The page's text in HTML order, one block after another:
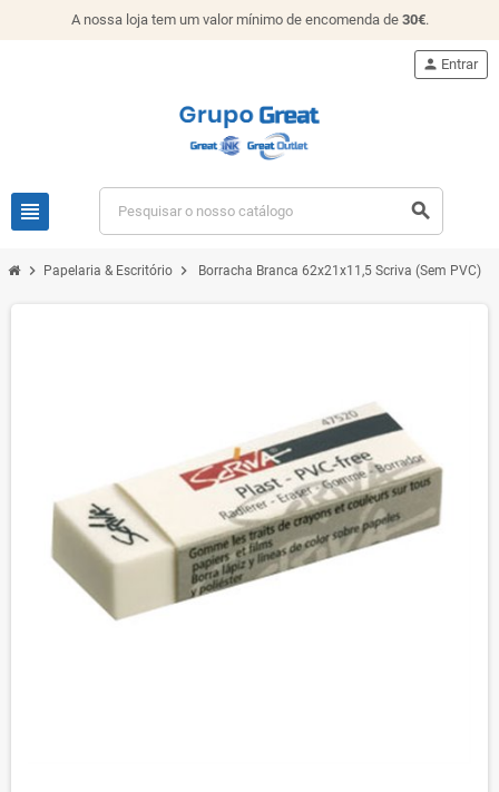
A nossa loja tem um valor mínimo de encomenda de 30€.
view_headline search
person Entrar
chevron_right Papelaria & Escritório chevron_right Borracha Branca 62x21x11,5 Scriva (Sem PVC)